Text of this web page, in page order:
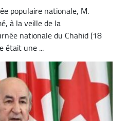
populaire nationale, M.
à la veille de la
nationale du Chahid (18
était une ...